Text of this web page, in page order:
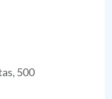
500